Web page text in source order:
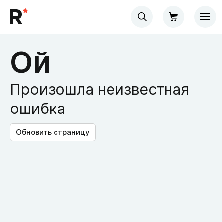
Ой
Произошла неизвестная
ошибка
Обновить страницу